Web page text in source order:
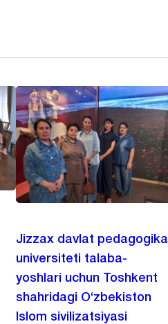
Jizzax davlat pedagogika
universiteti talaba-
yoshlari uchun Toshkent
shahridagi O‘zbekiston
Islom sivilizatsiyasi